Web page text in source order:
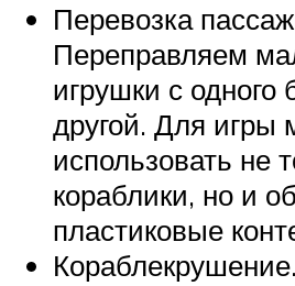
Перевозка
Переправляем
игрушки с одного
другой. Для игры
использовать не
кораблики, но и
пластиковые